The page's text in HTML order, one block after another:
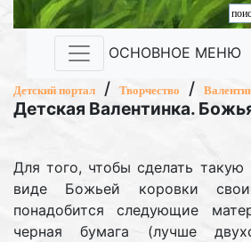
ОСНОВНОЕ МЕНЮ
Детский портал / Творчество /
Детская Валентинка.
Для того, чтобы сделать
виде Божьей коровки
понадобится следующие
черная бумага (лучше